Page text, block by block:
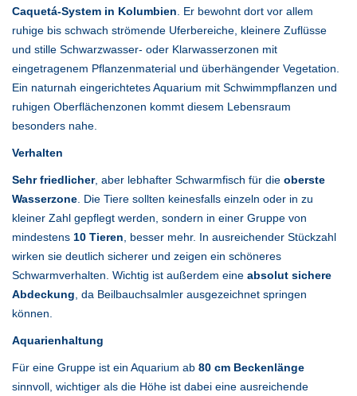
Caquetá-System in Kolumbien. Er bewohnt dort vor allem
ruhige bis schwach strömende Uferbereiche, kleinere Zuflüsse
und stille Schwarzwasser- oder Klarwasserzonen mit
eingetragenem Pflanzenmaterial und überhängender Vegetation.
Ein naturnah eingerichtetes Aquarium mit Schwimmpflanzen und
ruhigen Oberflächenzonen kommt diesem Lebensraum
besonders nahe.
Verhalten
Sehr friedlicher, aber lebhafter Schwarmfisch für die oberste
Wasserzone. Die Tiere sollten keinesfalls einzeln oder in zu
kleiner Zahl gepflegt werden, sondern in einer Gruppe von
mindestens 10 Tieren, besser mehr. In ausreichender Stückzahl
wirken sie deutlich sicherer und zeigen ein schöneres
Schwarmverhalten. Wichtig ist außerdem eine absolut sichere
Abdeckung, da Beilbauchsalmler ausgezeichnet springen
können.
Aquarienhaltung
Für eine Gruppe ist ein Aquarium ab 80 cm Beckenlänge
sinnvoll, wichtiger als die Höhe ist dabei eine ausreichende